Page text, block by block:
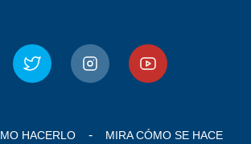
HACERLO MIRA CÓMO SE HACE